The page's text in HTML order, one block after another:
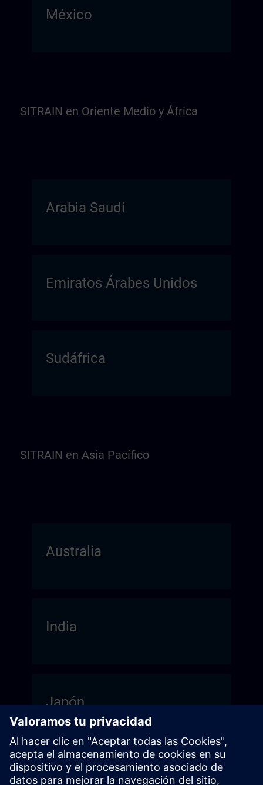
México
SITRAIN en Oriente Medio y África
Arabia Saudí
Emiratos Árabes Unidos
Sudáfrica
SITRAIN en Asia Pacífico
Australia
India
Japón